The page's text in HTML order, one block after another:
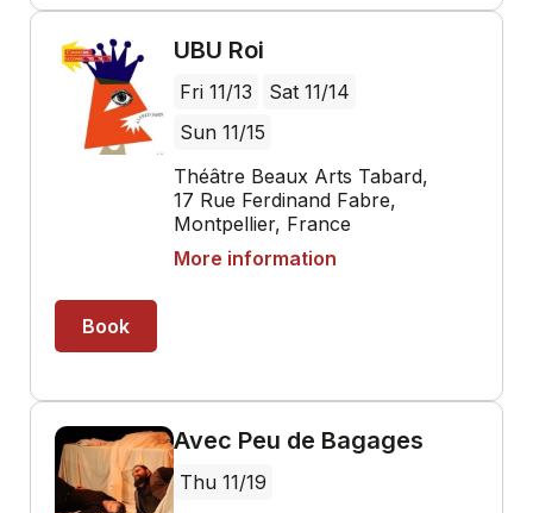
UBU Roi
Fri 11/13
Sat 11/14
Sun 11/15
Théâtre Beaux Arts Tabard,
17 Rue Ferdinand Fabre,
Montpellier, France
More information
Book
Avec Peu de Bagages
Thu 11/19